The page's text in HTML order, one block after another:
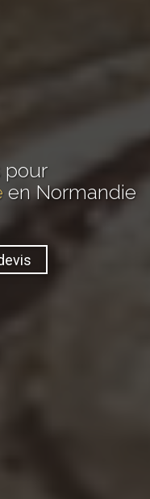
pour
en Normandie